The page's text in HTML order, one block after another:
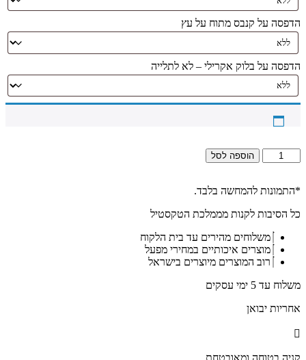
הדפסה על קנבס מתוח על עץ
הדפסה על בלוק אקרילי – לא לתלייה
כמות
של
-
מיוחד
הרבי
מלובביץ'
או
מחוסמת
הוספה לסל
*התמונות להמחשה בלבד.
כל הסיבות לקנות מממלכת הטקסטיל
משלוחים מהירים עד בית הלקוח
מוצרים איכותיים במחירי מפעל
רוב המוצרים מיוצרים בישראל
משלוח עד 5 ימי עסקים
אחריות יבואן
קניה בטוחה ומאובטחת